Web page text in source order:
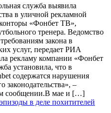
служба выявила
в уличной рекламной
«Фонбет ТВ»,
тренера. Ведомство
закона в
услуг, передает РИА
рекламу компании «Фонбет
установила, что в
содержатся нарушения
законодательства», –
сообщении.В мае и […]
в деле похитителей